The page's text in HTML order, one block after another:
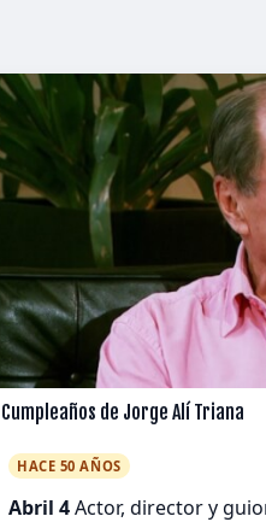
Cumpleaños de Jorge Alí Triana
HACE 50 AÑOS
Abril 4Actor, director y